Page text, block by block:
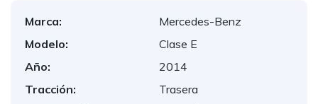
Marca:
Mercedes-Benz
Modelo:
Clase E
Año:
2014
Tracción:
Trasera